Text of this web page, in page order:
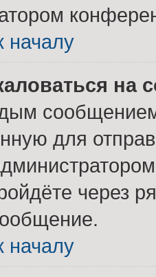
началу
на
для
через
началу